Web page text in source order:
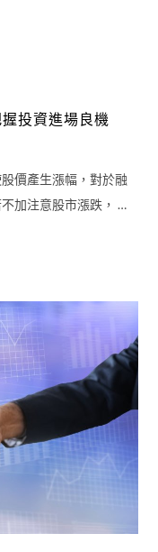
投資進場良機
價產生漲幅，對於融
加注意股市漲跌， …